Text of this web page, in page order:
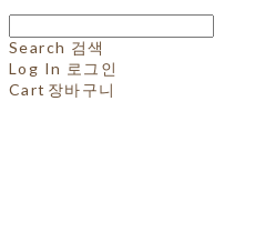
Search 검색
Log In 로그인
Cart 장바구니